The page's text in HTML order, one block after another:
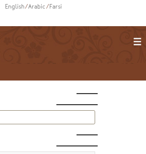
English/ Arabic / Farsi
☰